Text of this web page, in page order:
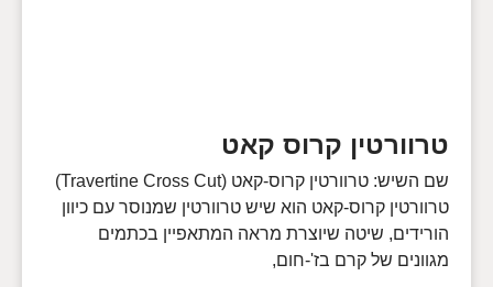
טרוורטין קרוס קאט
שם השיש: טרוורטין קרוס-קאט (Travertine Cross Cut)
טרוורטין קרוס-קאט הוא שיש טרוורטין שמנוסר עם כיוון
הורידים, שיטה שיוצרת מראה המתאפיין בכתמים
מגוונים של קרם בז'-חום,